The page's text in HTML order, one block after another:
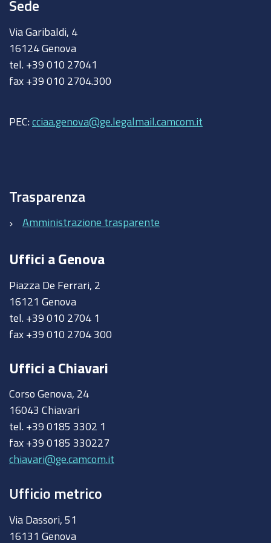
Sede
Via Garibaldi, 4
16124 Genova
tel. +39 010 27041
fax +39 010 2704.300
PEC: cciaa.genova@ge.legalmail.camcom.it
Trasparenza
Amministrazione trasparente
Uffici a Genova
Piazza De Ferrari, 2
16121 Genova
tel. +39 010 2704 1
fax +39 010 2704 300
Uffici a Chiavari
Corso Genova, 24
16043 Chiavari
tel. +39 0185 3302 1
fax +39 0185 330227
chiavari@ge.camcom.it
Ufficio metrico
Via Dassori, 51
16131 Genova